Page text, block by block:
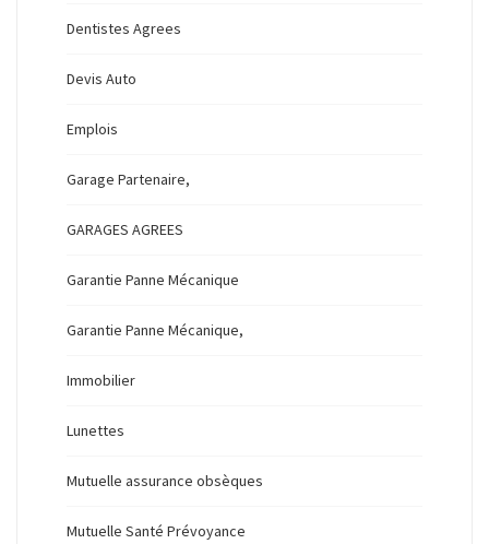
Dentistes Agrees
Devis Auto
Emplois
Garage Partenaire,
GARAGES AGREES
Garantie Panne Mécanique
Garantie Panne Mécanique,
Immobilier
Lunettes
Mutuelle assurance obsèques
Mutuelle Santé Prévoyance